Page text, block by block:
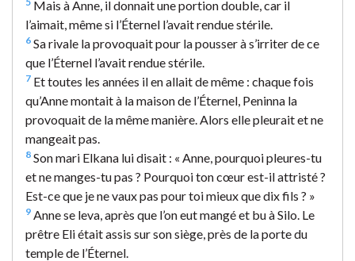
Mais à Anne, il donnait une portion double, car il
l’aimait, même si l’Éternel l’avait rendue stérile.
6 Sa rivale la provoquait pour la pousser à s’irriter de ce
que l’Éternel l’avait rendue stérile.
7 Et toutes les années il en allait de même : chaque fois
qu’Anne montait à la maison de l’Éternel, Peninna la
provoquait de la même manière. Alors elle pleurait et ne
mangeait pas.
8 Son mari Elkana lui disait : « Anne, pourquoi pleures-tu
et ne manges-tu pas ? Pourquoi ton cœur est-il attristé ?
Est-ce que je ne vaux pas pour toi mieux que dix fils ? »
9 Anne se leva, après que l’on eut mangé et bu à Silo. Le
prêtre Eli était assis sur son siège, près de la porte du
temple de l’Éternel.